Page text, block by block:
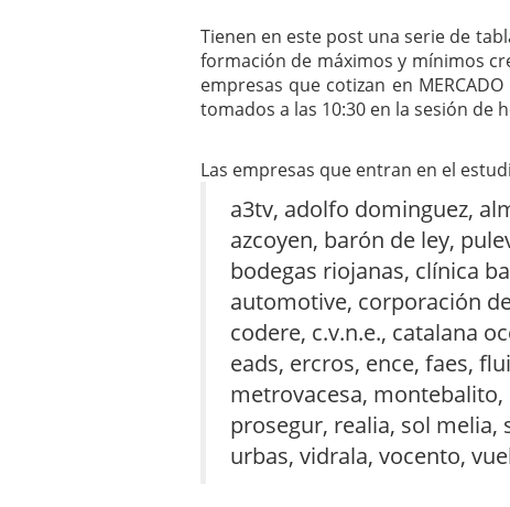
y a?n tienen recorrido
CATALEJO SOBRE
alcanzar la zona de
rebote interesante
Tienen en este post una serie de
formación de máximos y mínimos
empresas que cotizan en
tomados a las 10:30 en la sesión de
Las empresas que entran en el
a3tv, adolfo dominguez,
azcoyen, barón de ley,
bodegas riojanas, clínica
automotive, corporación
codere, c.v.n.e., catalana
eads, ercros, ence, faes,
metrovacesa,
prosegur, realia, sol melia,
urbas, vidrala, vocento,